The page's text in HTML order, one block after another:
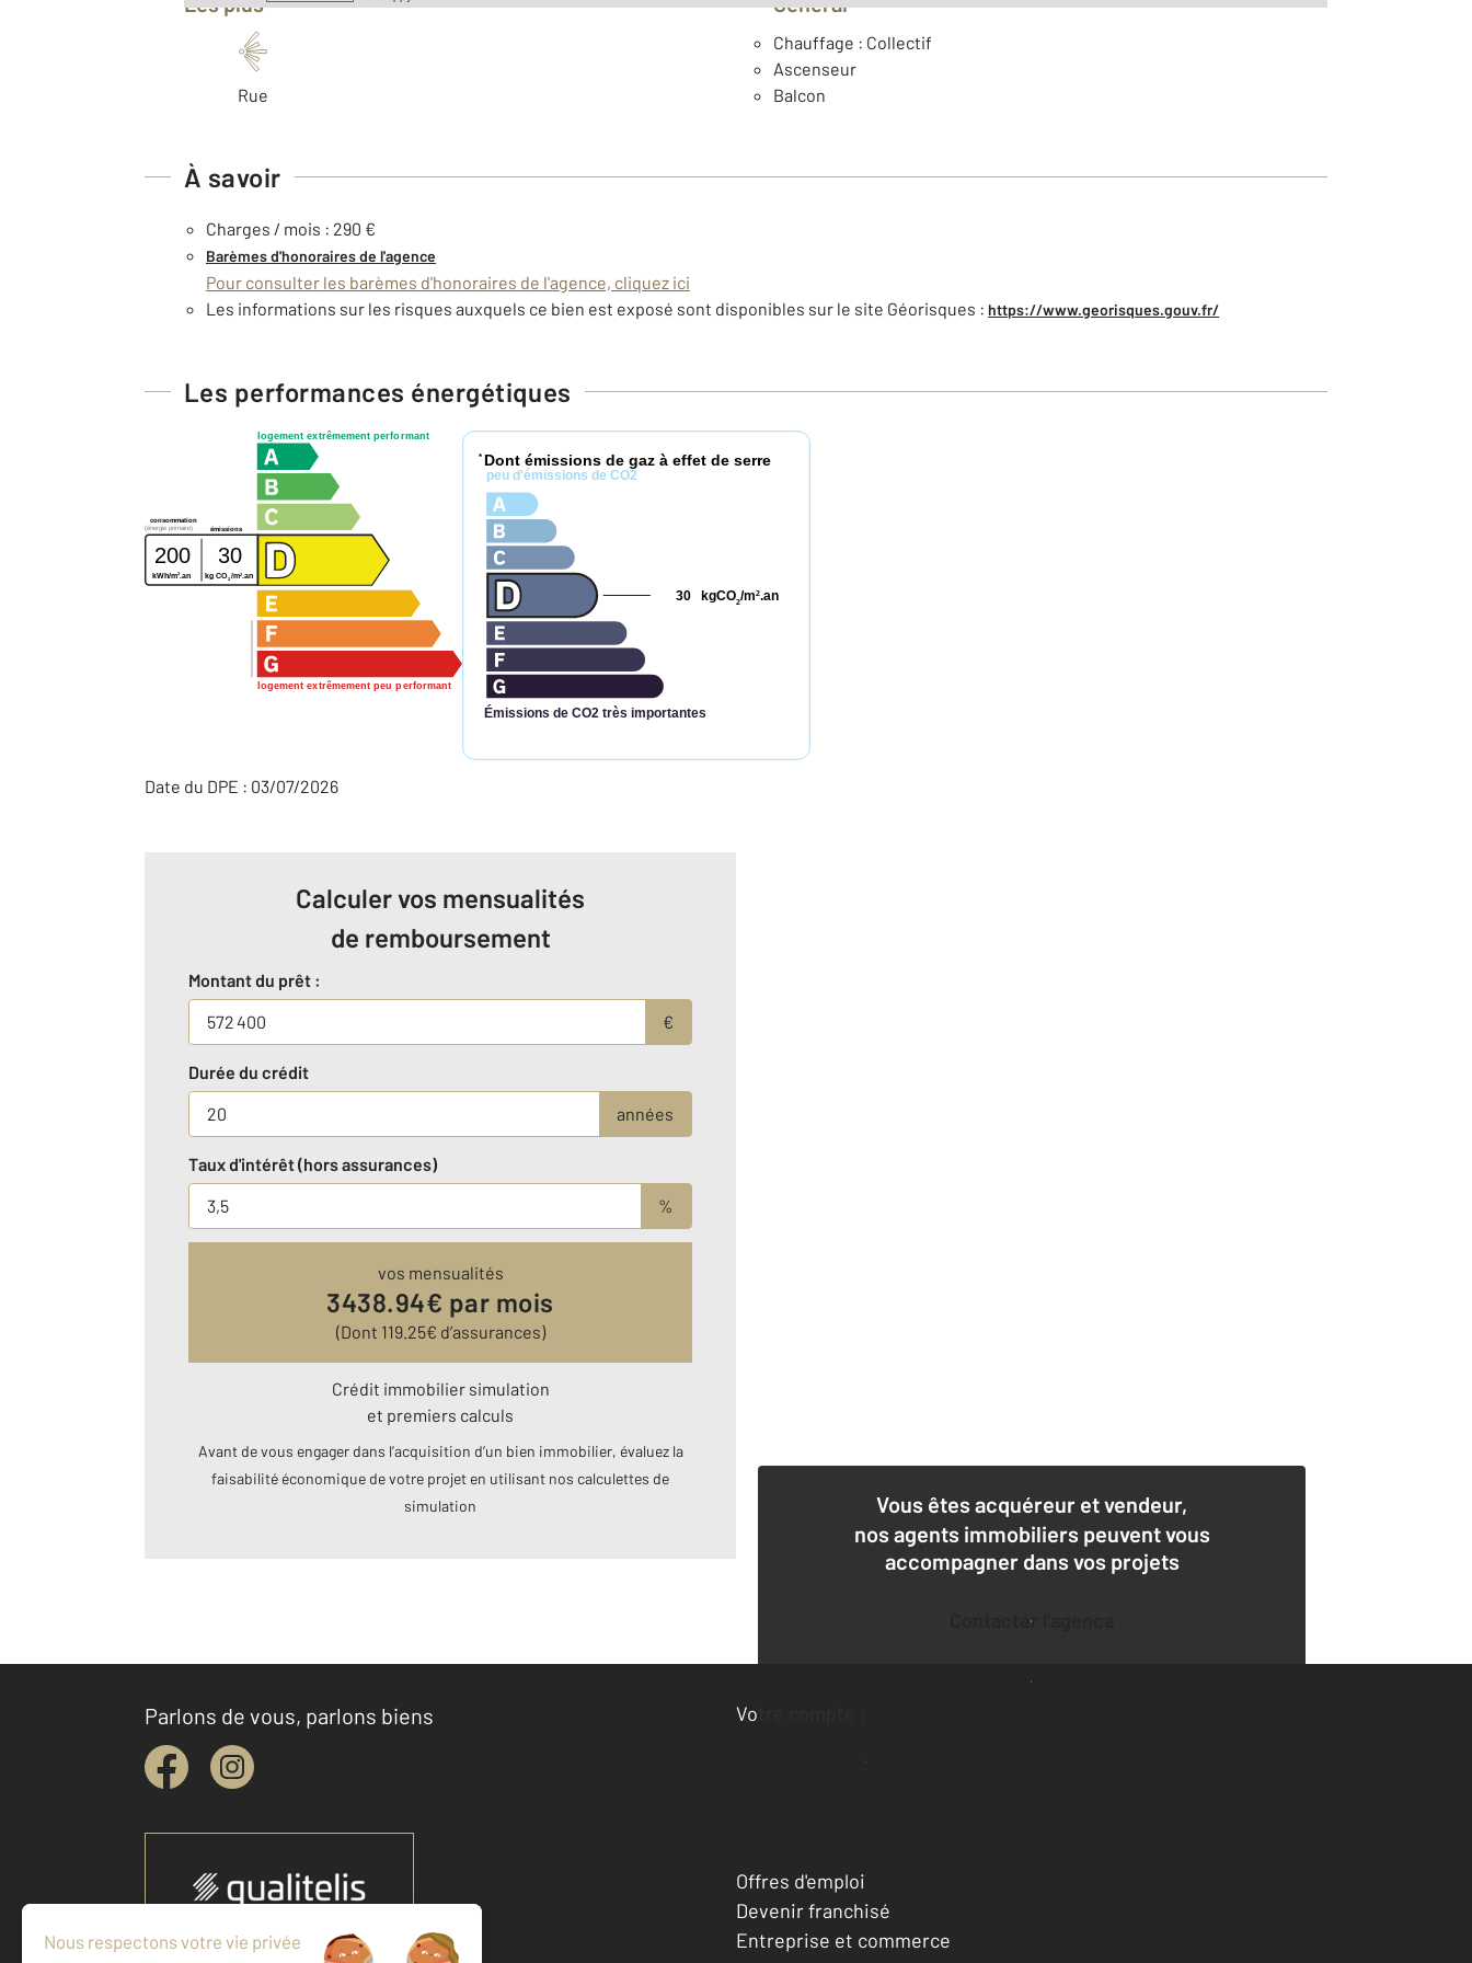
Rue
Chauffage : Collectif
Ascenseur
Balcon
À savoir
Charges / mois : 290 €
Barèmes d'honoraires de l'agence
Pour consulter les barèmes d'honoraires de l'agence, cliquez ici
Les informations sur les risques auxquels ce bien est exposé sont disponibles sur le site Géorisques : https://www.georisques.gouv.fr/
Les performances énergétiques
logement extrêmement performant
logement extrêmement peu performant
consommation
émissions
(énergie primaire)
200 30
kWh/m2 .an kg CO2 /m2 .an
* Dont émissions de gaz à effet de serre
peu d'émissions de CO2
Émissions de CO2 très importantes
kgCO2/m2.an
30
Date du DPE : 03/07/2026
Calculer vos mensualités
de remboursement
Montant du prêt :
€
Durée du crédit
années
Taux d'intérêt (hors assurances)
%
vos mensualités
3438.94€ par mois
(Dont 119.25€ d’assurances)
Crédit immobilier simulation
et premiers calculs
Avant de vous engager dans l’acquisition d’un bien immobilier, évaluez la
faisabilité économique de votre projet en utilisant nos calculettes de
simulation
Vous êtes acquéreur et vendeur,
nos agents immobiliers peuvent vous
accompagner dans vos projets
Contacter l'agence
Demander une estimation
Parlons de vous, parlons biens
Votre compte :
Accéder à mon compte
Votre agence est notée
Offres d'emploi
Devenir franchisé
Entreprise et commerce